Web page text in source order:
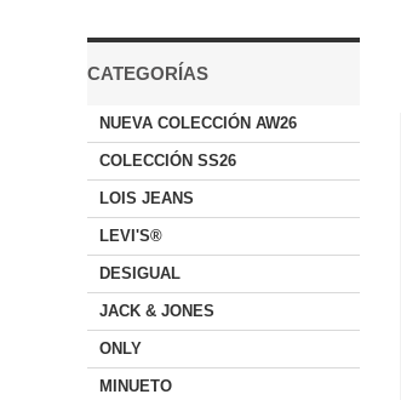
CATEGORÍAS
NUEVA COLECCIÓN AW26
COLECCIÓN SS26
LOIS JEANS
LEVI'S®
DESIGUAL
JACK & JONES
ONLY
MINUETO